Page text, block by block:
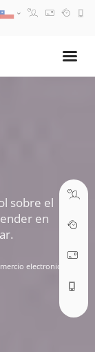
sobre el
en
electronico
TICKET